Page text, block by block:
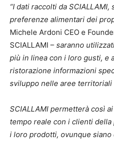
“I dati raccolti da
preferenze alimentari dei
Michele Ardoni CEO e
SCIALLAMI – saranno
più in linea con i loro gusti, e
ristorazione informazioni
sviluppo nelle aree
SCIALLAMI permetterà così
tempo reale con i clienti
i loro prodotti, ovunque siano